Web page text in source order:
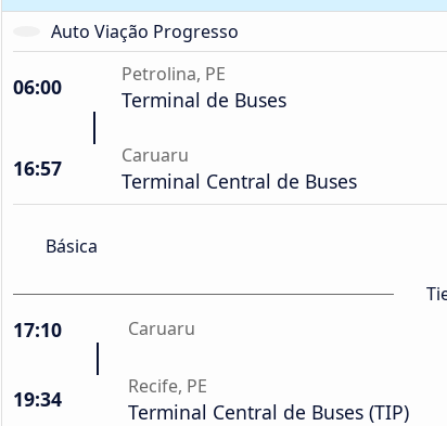
Auto Viação Progresso
06:00 Petrolina, PE
Terminal de Buses
16:57 Caruaru
Terminal Central de Buses
Básica
17:10 Caruaru
19:34 Recife, PE
Terminal Central de Buses (TIP)